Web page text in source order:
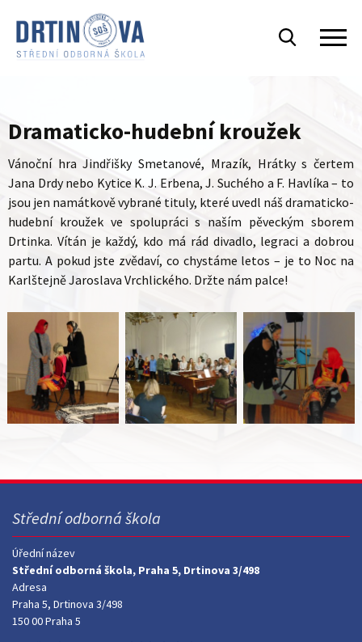
Dramaticko-hudební kroužek
Vánoční hra Jindřišky Smetanové, Mrazík, Hrátky s čertem
Jana Drdy nebo Kytice K. J. Erbena, J. Suchého a F. Havlíka – to
jsou jen namátkově vybrané tituly, které uvedl náš dramaticko-
hudební kroužek ve spolupráci s naším pěveckým sborem
Drtinka. Vítán je každý, kdo má rád divadlo, legraci a dobrou
partu. A pokud jste zvědaví, co chystáme letos – je to Noc na
Karlštejně Jaroslava Vrchlického. Držte nám palce!
Střední odborná škola
Úřední název
Střední odborná škola, Praha 5, Drtinova 3/498
Adresa
Praha 5, Drtinova 3/498
150 00 Praha 5